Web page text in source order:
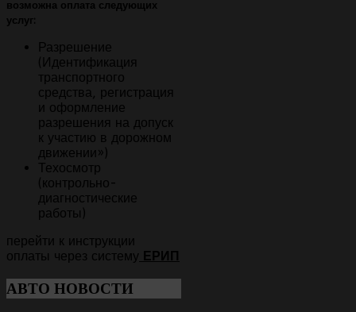
возможна оплата следующих
услуг:
Разрешение
(Идентификация
транспортного
средства, регистрация
и оформление
разрешения на допуск
к участию в дорожном
движении»)
Техосмотр
(контрольно-
диагностические
работы)
перейти к инструкции
оплаты через систему ЕРИП
АВТО НОВОСТИ